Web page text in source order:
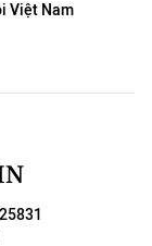
Việt Nam